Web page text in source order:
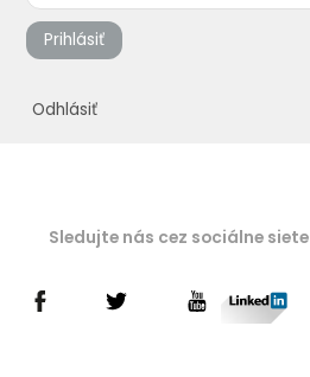
Prihlásiť
Odhlásiť
Sledujte nás cez sociálne siete